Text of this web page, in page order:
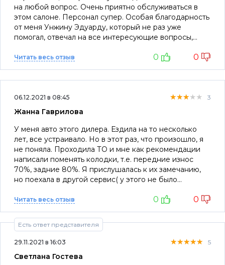
на любой вопрос. Очень приятно обслуживаться в
этом салоне. Персонал супер. Особая благодарность
от меня Унжину Эдуарду, который не раз уже
помогал, отвечал на все интересующие вопросы,
с автомобилем. СПАСИБО!!!
Читать весь отзыв 0 0
06.12.2021 в 08:45 ★★★★★
★★★★★
★★★★★ 3
Жанна Гаврилова
У меня авто этого дилера. Ездила на то несколько
лет, все устраивало. Но в этот раз, что произошло, я
не поняла. Проходила ТО и мне как рекомендации
написали поменять колодки, т.е. передние износ
70%, задние 80%. Я прислушалась к их замечанию,
но поехала в другой сервис( у этого не было
сервисе мне сказали, что с моими колодками все в
ажуре, ничего не стоит менять. К тому же передние
колодки я меня в апреле, а ТО проходила в октябре.
Так, что это было я так и не понимаю и остаюсь в
полном неведении. Для чего были рекомендации????
Читать весь отзыв 0 0
Есть ответ представителя
29.11.2021 в 16:03 ★★★★★
★★★★★
★★★★★ 5
Светлана Гостева